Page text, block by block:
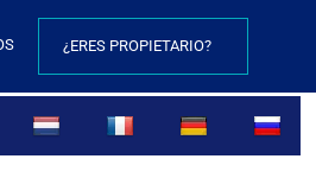
¿ERES PROPIETARIO?